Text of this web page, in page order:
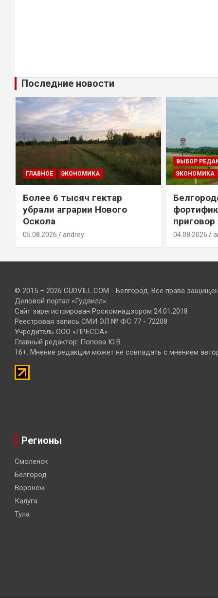
Последние новости
ГЛАВНОЕ ЭКОНОМИКА
Более 6 тысяч гектар
убрали аграрии Нового
Оскола
05.08.2026 andrey
ВЫБОР
ЭКОНОМИКА
04.08.2026
© 2015 – 2026 GUDVILL.COM - Белгород. Все права
Деловой портал «Гудвилл»
Сайт зарегистрирован Роскомнадзором 24.01.2018
Реестровая запись СМИ ЭЛ № ФС 77 - 72208
Учредитель ООО «ПРЕССА»
Главный редактор: Попова Ю.В.
16+. Мнение редакции может не совпадать с мнением
Регионы
Смоленск
Белгород
Воронеж
Калуга
Тула